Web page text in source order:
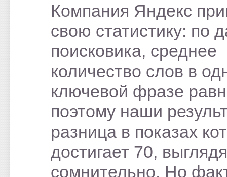
Компания Яндекс
свою статистику: по
поисковика, среднее
количество слов в
ключевой фразе
поэтому наши
разница в показах
достигает 70,
сомнительно. Но